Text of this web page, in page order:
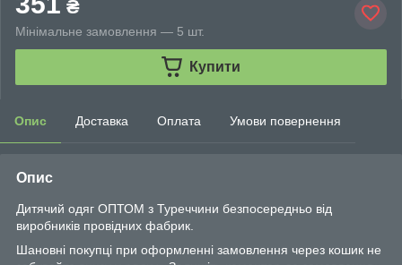
₴
Мінімальне замовлення — 5 шт.
Купити
Опис Доставка Оплата Умови повернення
Опис
Дитячий одяг ОПТОМ з Туреччини безпосередньо від
виробників провідних фабрик.
Шановні покупці при оформленні замовлення через кошик не